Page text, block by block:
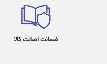
ضمانت اصالت کالا